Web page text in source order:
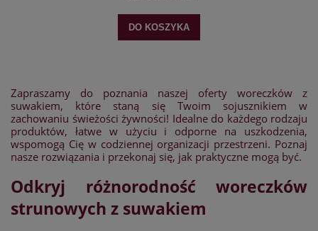
DO KOSZYKA
Zapraszamy do poznania naszej oferty woreczków z
suwakiem, które staną się Twoim sojusznikiem w
zachowaniu świeżości żywności! Idealne do każdego rodzaju
produktów, łatwe w użyciu i odporne na uszkodzenia,
wspomogą Cię w codziennej organizacji przestrzeni. Poznaj
nasze rozwiązania i przekonaj się, jak praktyczne mogą być.
Odkryj różnorodność woreczków
strunowych z suwakiem